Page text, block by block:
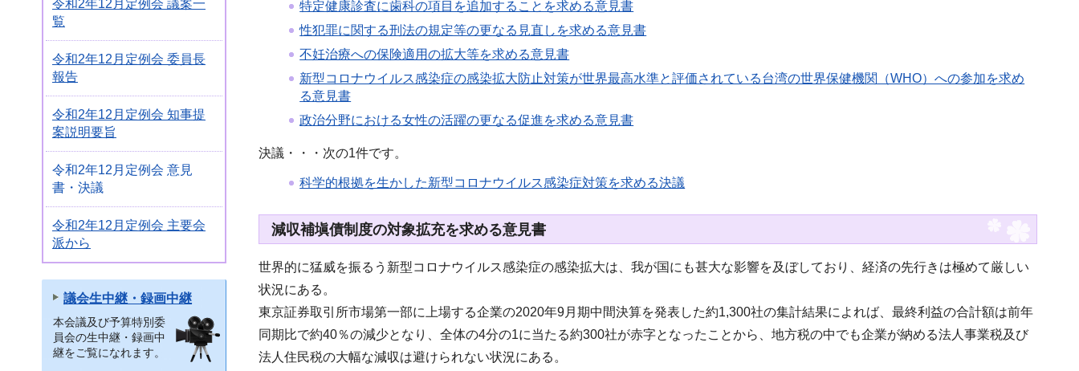
令和2年12月定例会 議案一
覧
令和2年12月定例会 委員長
報告
令和2年12月定例会 知事提
案説明要旨
令和2年12月定例会 意見
書・決議
令和2年12月定例会 主要会
派から
議会生中継・録画中継
本会議及び予算特別委
員会の生中継・録画中
継をご覧になれます。
特定健康診査に歯科の項目を追加することを求める意見書
性犯罪に関する刑法の規定等の更なる見直しを求める意見書
不妊治療への保険適用の拡大等を求める意見書
新型コロナウイルス感染症の感染拡大防止対策が世界最高水準と評価されている台湾の世界保健機関（WHO）への参加を求め
る意見書
政治分野における女性の活躍の更なる促進を求める意見書
決議・・・次の1件です。
科学的根拠を生かした新型コロナウイルス感染症対策を求める決議
減収補塡債制度の対象拡充を求める意見書
世界的に猛威を振るう新型コロナウイルス感染症の感染拡大は、我が国にも甚大な影響を及ぼしており、経済の先行きは極めて厳しい
状況にある。
東京証券取引所市場第一部に上場する企業の2020年9月期中間決算を発表した約1,300社の集計結果によれば、最終利益の合計額は前年
同期比で約40％の減少となり、全体の4分の1に当たる約300社が赤字となったことから、地方税の中でも企業が納める法人事業税及び
法人住民税の大幅な減収は避けられない状況にある。